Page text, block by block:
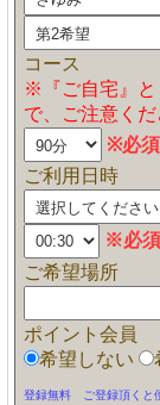
コース
※『ご自宅』と
で、ご注意くだ
※必須
ご利用日時
※必須
ご希望場所
ポイント会員
希望しない
登録無料 ご登録頂くと